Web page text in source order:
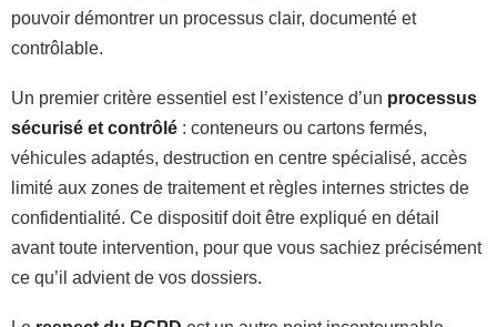
pouvoir démontrer un processus clair, documenté et
contrôlable.
Un premier critère essentiel est l’existence d’un processus
sécurisé et contrôlé : conteneurs ou cartons fermés,
véhicules adaptés, destruction en centre spécialisé, accès
limité aux zones de traitement et règles internes strictes de
confidentialité. Ce dispositif doit être expliqué en détail
avant toute intervention, pour que vous sachiez précisément
ce qu’il advient de vos dossiers.